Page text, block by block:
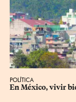
POLÍTICA
En México, vivir